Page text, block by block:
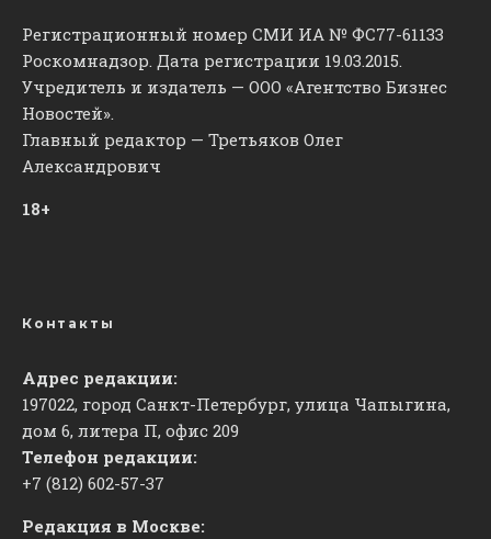
Регистрационный номер СМИ ИА № ФС77-61133
Роскомнадзор. Дата регистрации 19.03.2015.
Учредитель и издатель — ООО «Агентство Бизнес
Новостей».
Главный редактор — Третьяков Олег
Александрович
18+
Контакты
Адрес редакции:
197022, город Санкт-Петербург, улица Чапыгина,
дом 6, литера П, офис 209
Телефон редакции:
+7 (812) 602-57-37
Редакция в Москве: